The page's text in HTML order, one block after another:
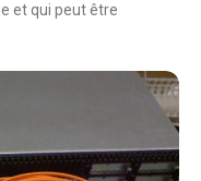
et qui peut être